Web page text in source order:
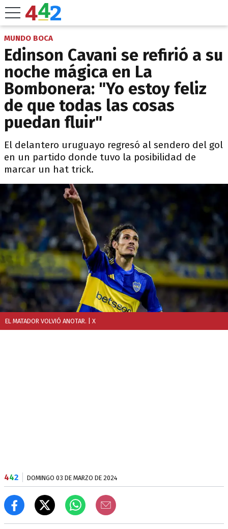
MUNDO BOCA
Edinson Cavani se refirió a su
noche mágica en La
Bombonera: "Yo estoy feliz
de que todas las cosas
puedan fluir"
El delantero uruguayo regresó al sendero del gol
en un partido donde tuvo la posibilidad de
marcar un hat trick.
EL MATADOR VOLVIÓ ANOTAR. | X
442 DOMINGO 03 DE MARZO DE 2024